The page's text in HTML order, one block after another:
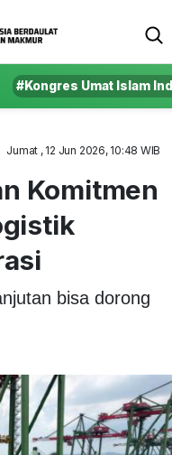
#Kongres Umat Islam
Jumat , 12 Jun 2026, 10:48 WIB
Komitmen
bisa dorong